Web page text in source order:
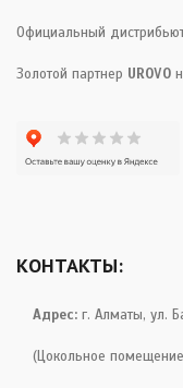
Официальный
Золотой партнер UROVO
КОНТАКТЫ:
Адрес: г. Алматы, ул.
(Цокольное